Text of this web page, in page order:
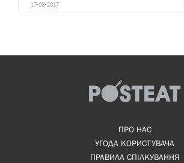
17-08-2017
ПРО НАС
УГОДА КОРИСТУВАЧА
ПРАВИЛА СПІЛКУВАННЯ